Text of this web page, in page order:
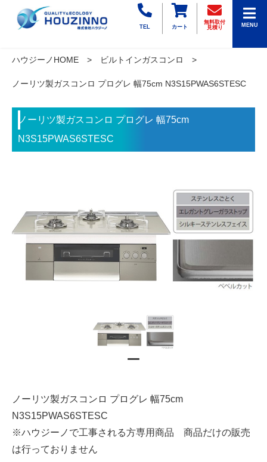
TEL カート
無料取付
見積り
MENU
ハウジーノHOME ビルトインガスコンロ
ノーリツ製ガスコンロ プログレ 幅75cm N3S15PWAS6STESC
ノーリツ製ガスコンロ プログレ 幅75cm
N3S15PWAS6STESC
ノーリツ製ガスコンロ プログレ 幅75cm
N3S15PWAS6STESC
※ハウジーノで工事される方専用商品 商品だけの販売
は行っておりません